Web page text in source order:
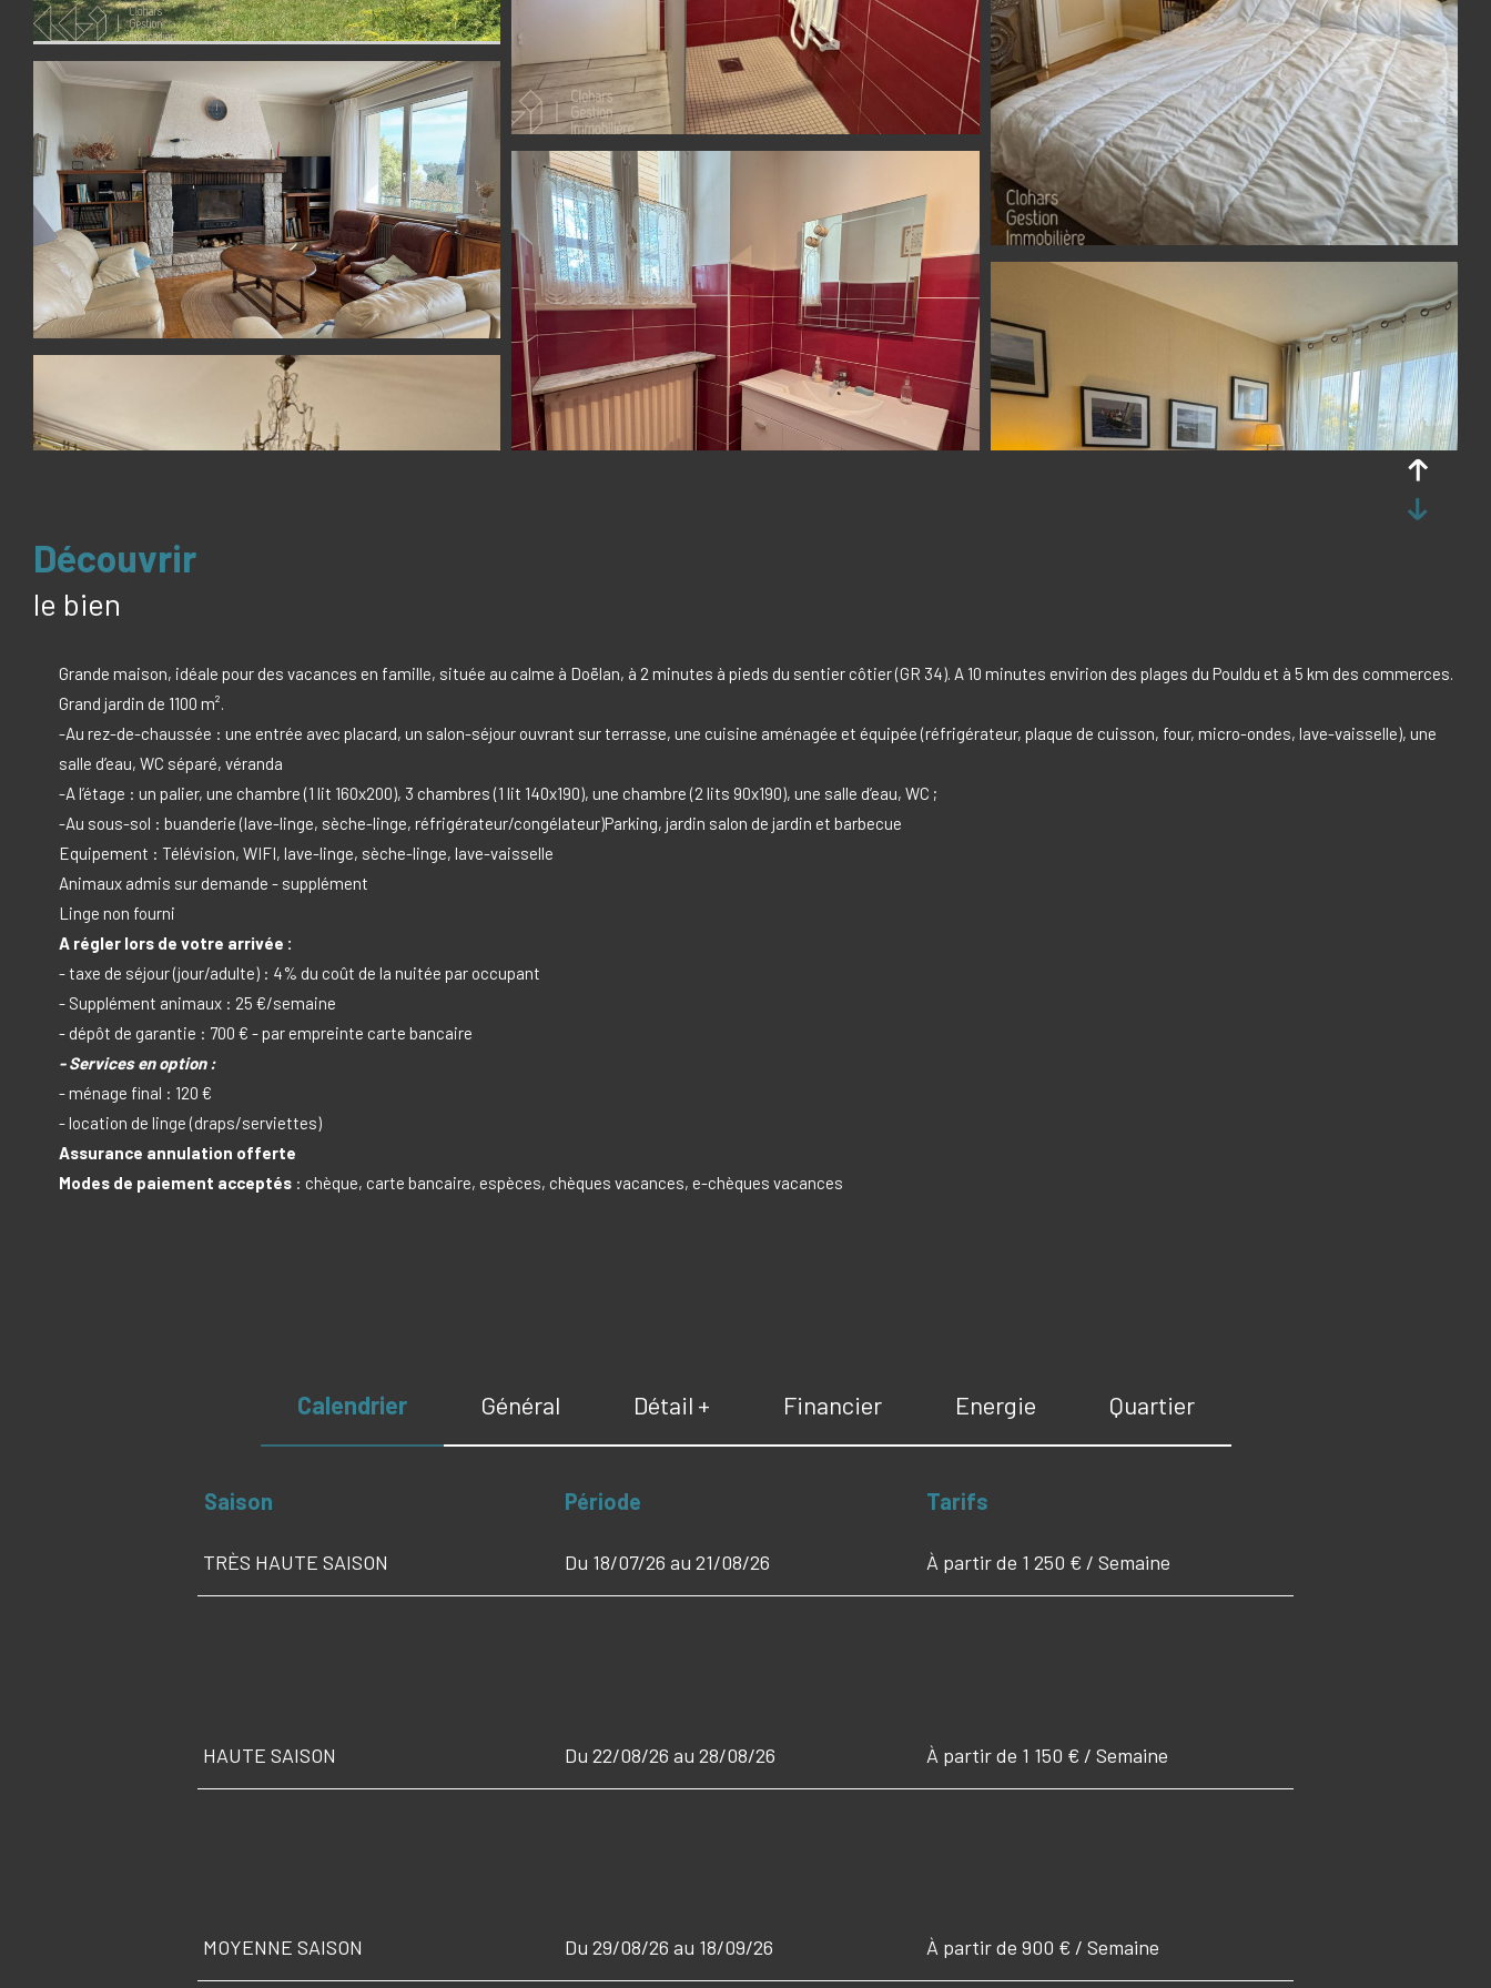
découvrir
le bien
Grande maison, idéale pour des vacances en famille, située au calme à Doëlan, à 2 minutes à pieds du sentier côtier (GR 34). A 10 minutes envirion des plages du Pouldu et à 5 km des commerces.
Grand jardin de 1100 m².
-Au rez-de-chaussée : une entrée avec placard, un salon-séjour ouvrant sur terrasse, une cuisine aménagée et équipée (réfrigérateur, plaque de cuisson, four, micro-ondes, lave-vaisselle), une
salle d’eau, WC séparé, véranda
-A l’étage : un palier, une chambre (1 lit 160x200), 3 chambres (1 lit 140x190), une chambre (2 lits 90x190), une salle d’eau, WC ;
-Au sous-sol : buanderie (lave-linge, sèche-linge, réfrigérateur/congélateur)Parking, jardin salon de jardin et barbecue
Equipement : Télévision, WIFI, lave-linge, sèche-linge, lave-vaisselle
Animaux admis sur demande - supplément
Linge non fourni
A régler lors de votre arrivée :
- taxe de séjour (jour/adulte) : 4% du coût de la nuitée par occupant
- Supplément animaux : 25 €/semaine
- dépôt de garantie : 700 € - par empreinte carte bancaire
- Services en option :
- ménage final : 120 €
- location de linge (draps/serviettes)
Assurance annulation offerte
Modes de paiement acceptés: chèque, carte bancaire, espèces, chèques vacances, e-chèques vacances
Calendrier Général Détail + Financier Energie Quartier
Saison Période Tarifs
TRÈS HAUTE SAISON Du 18/07/26 au 21/08/26 À partir de 1 250 € / Semaine
HAUTE SAISON Du 22/08/26 au 28/08/26 À partir de 1 150 € / Semaine
MOYENNE SAISON Du 29/08/26 au 18/09/26 À partir de 900 € / Semaine